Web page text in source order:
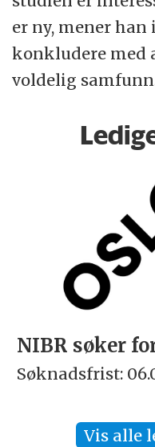
er ny, mener
konkludere med
voldelig
NIBR søker
Søknadsfrist:
Vis alle